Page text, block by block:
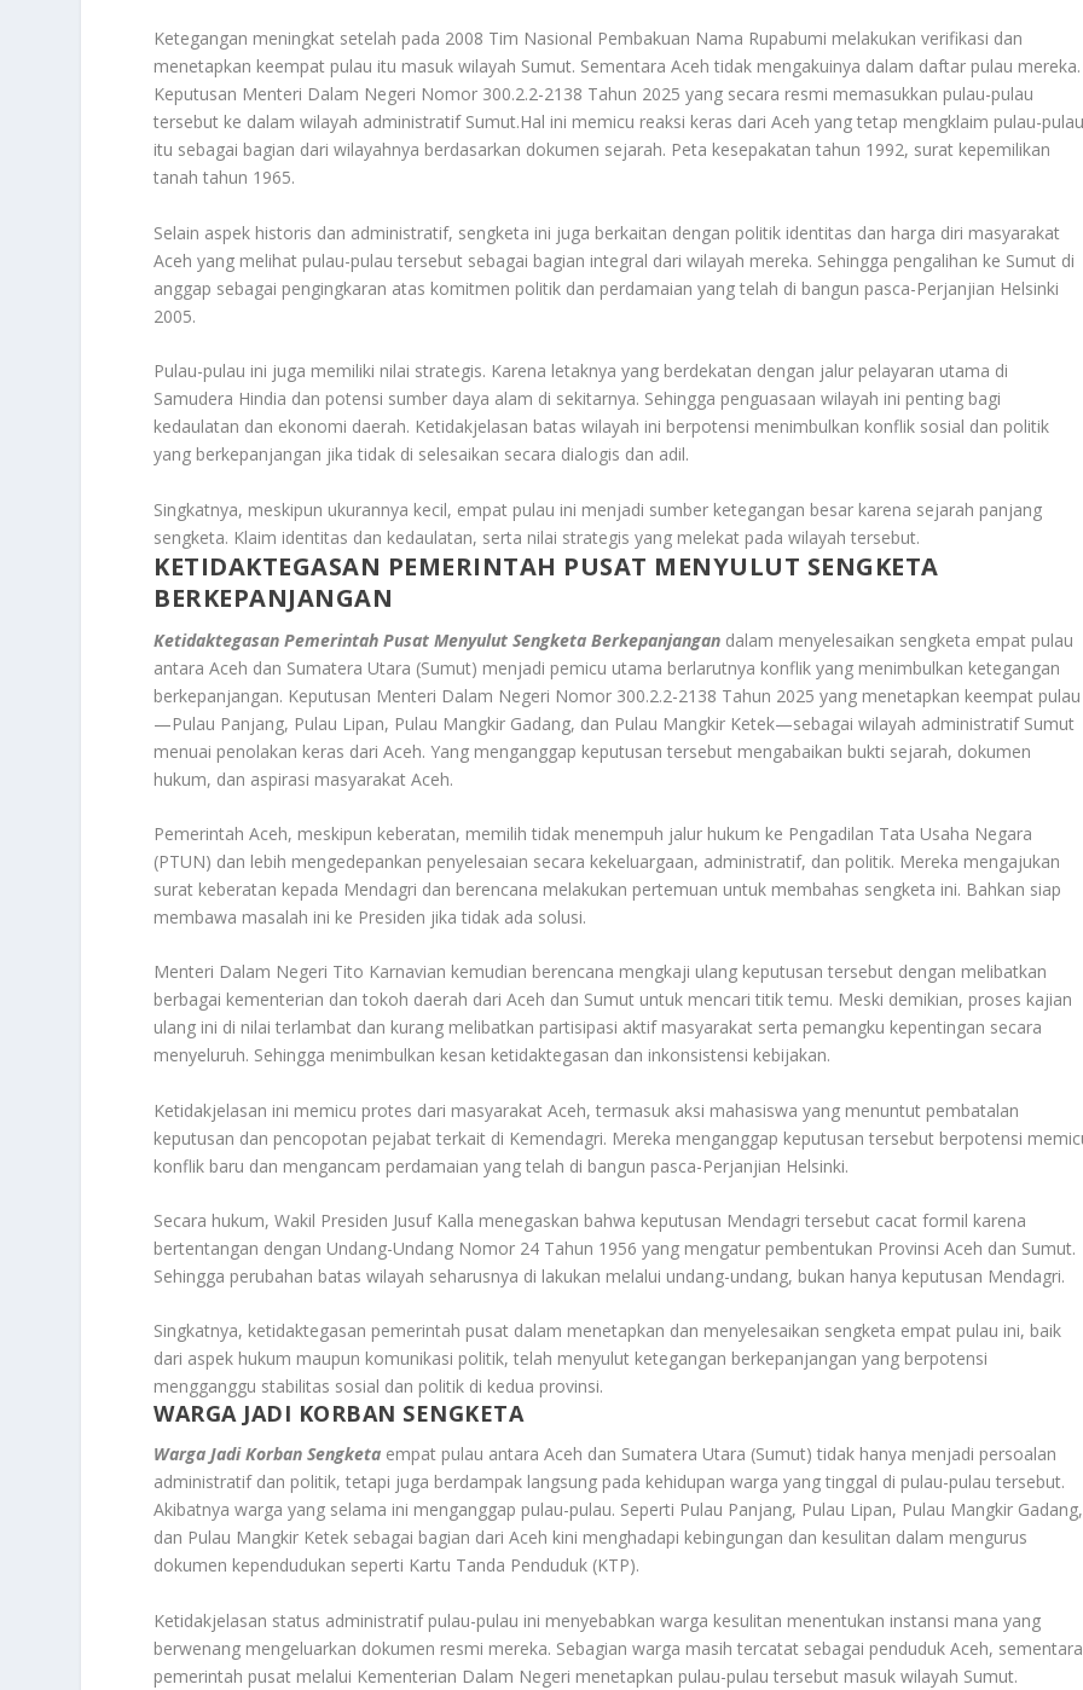
Ketegangan meningkat setelah pada 2008 Tim Nasional Pembakuan Nama Rupabumi melakukan verifikasi dan
menetapkan keempat pulau itu masuk wilayah Sumut. Sementara Aceh tidak mengakuinya dalam daftar pulau mereka.
Keputusan Menteri Dalam Negeri Nomor 300.2.2-2138 Tahun 2025 yang secara resmi memasukkan pulau-pulau
tersebut ke dalam wilayah administratif Sumut.Hal ini memicu reaksi keras dari Aceh yang tetap mengklaim pulau-
itu sebagai bagian dari wilayahnya berdasarkan dokumen sejarah. Peta kesepakatan tahun 1992, surat kepemilikan
tanah tahun 1965.
Selain aspek historis dan administratif, sengketa ini juga berkaitan dengan politik identitas dan harga diri masyarakat
Aceh yang melihat pulau-pulau tersebut sebagai bagian integral dari wilayah mereka. Sehingga pengalihan ke Sumut di
anggap sebagai pengingkaran atas komitmen politik dan perdamaian yang telah di bangun pasca-Perjanjian Helsinki
2005.
Pulau-pulau ini juga memiliki nilai strategis. Karena letaknya yang berdekatan dengan jalur pelayaran utama di
Samudera Hindia dan potensi sumber daya alam di sekitarnya. Sehingga penguasaan wilayah ini penting bagi
kedaulatan dan ekonomi daerah. Ketidakjelasan batas wilayah ini berpotensi menimbulkan konflik sosial dan politik
yang berkepanjangan jika tidak di selesaikan secara dialogis dan adil.
Singkatnya, meskipun ukurannya kecil, empat pulau ini menjadi sumber ketegangan besar karena sejarah panjang
sengketa. Klaim identitas dan kedaulatan, serta nilai strategis yang melekat pada wilayah tersebut.
KETIDAKTEGASAN PEMERINTAH PUSAT MENYULUT SENGKETA
BERKEPANJANGAN
Ketidaktegasan Pemerintah Pusat Menyulut Sengketa Berkepanjangan dalam menyelesaikan sengketa empat pulau
antara Aceh dan Sumatera Utara (Sumut) menjadi pemicu utama berlarutnya konflik yang menimbulkan ketegangan
berkepanjangan. Keputusan Menteri Dalam Negeri Nomor 300.2.2-2138 Tahun 2025 yang menetapkan keempat pulau
—Pulau Panjang, Pulau Lipan, Pulau Mangkir Gadang, dan Pulau Mangkir Ketek—sebagai wilayah administratif Sumut
menuai penolakan keras dari Aceh. Yang menganggap keputusan tersebut mengabaikan bukti sejarah, dokumen
hukum, dan aspirasi masyarakat Aceh.
Pemerintah Aceh, meskipun keberatan, memilih tidak menempuh jalur hukum ke Pengadilan Tata Usaha Negara
(PTUN) dan lebih mengedepankan penyelesaian secara kekeluargaan, administratif, dan politik. Mereka mengajukan
surat keberatan kepada Mendagri dan berencana melakukan pertemuan untuk membahas sengketa ini. Bahkan siap
membawa masalah ini ke Presiden jika tidak ada solusi.
Menteri Dalam Negeri Tito Karnavian kemudian berencana mengkaji ulang keputusan tersebut dengan melibatkan
berbagai kementerian dan tokoh daerah dari Aceh dan Sumut untuk mencari titik temu. Meski demikian, proses kajian
ulang ini di nilai terlambat dan kurang melibatkan partisipasi aktif masyarakat serta pemangku kepentingan secara
menyeluruh. Sehingga menimbulkan kesan ketidaktegasan dan inkonsistensi kebijakan.
Ketidakjelasan ini memicu protes dari masyarakat Aceh, termasuk aksi mahasiswa yang menuntut pembatalan
keputusan dan pencopotan pejabat terkait di Kemendagri. Mereka menganggap keputusan tersebut berpotensi
konflik baru dan mengancam perdamaian yang telah di bangun pasca-Perjanjian Helsinki.
Secara hukum, Wakil Presiden Jusuf Kalla menegaskan bahwa keputusan Mendagri tersebut cacat formil karena
bertentangan dengan Undang-Undang Nomor 24 Tahun 1956 yang mengatur pembentukan Provinsi Aceh dan Sumut.
Sehingga perubahan batas wilayah seharusnya di lakukan melalui undang-undang, bukan hanya keputusan Mendagri.
Singkatnya, ketidaktegasan pemerintah pusat dalam menetapkan dan menyelesaikan sengketa empat pulau ini, baik
dari aspek hukum maupun komunikasi politik, telah menyulut ketegangan berkepanjangan yang berpotensi
mengganggu stabilitas sosial dan politik di kedua provinsi.
WARGA JADI KORBAN SENGKETA
Warga Jadi Korban Sengketa empat pulau antara Aceh dan Sumatera Utara (Sumut) tidak hanya menjadi persoalan
administratif dan politik, tetapi juga berdampak langsung pada kehidupan warga yang tinggal di pulau-pulau tersebut.
Akibatnya warga yang selama ini menganggap pulau-pulau. Seperti Pulau Panjang, Pulau Lipan, Pulau Mangkir Gadang,
dan Pulau Mangkir Ketek sebagai bagian dari Aceh kini menghadapi kebingungan dan kesulitan dalam mengurus
dokumen kependudukan seperti Kartu Tanda Penduduk (KTP).
Ketidakjelasan status administratif pulau-pulau ini menyebabkan warga kesulitan menentukan instansi mana yang
berwenang mengeluarkan dokumen resmi mereka. Sebagian warga masih tercatat sebagai penduduk Aceh, sementara
pemerintah pusat melalui Kementerian Dalam Negeri menetapkan pulau-pulau tersebut masuk wilayah Sumut.